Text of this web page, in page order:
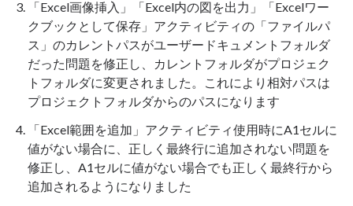
「Excel画像挿入」「Excel内の図を出力」「Excelワー
クブックとして保存」アクティビティの「ファイルパ
ス」のカレントパスがユーザードキュメントフォルダ
だった問題を修正し、カレントフォルダがプロジェク
トフォルダに変更されました。これにより相対パスは
プロジェクトフォルダからのパスになります
「Excel範囲を追加」アクティビティ使用時にA1セルに
値がない場合に、正しく最終行に追加されない問題を
修正し、A1セルに値がない場合でも正しく最終行から
追加されるようになりました